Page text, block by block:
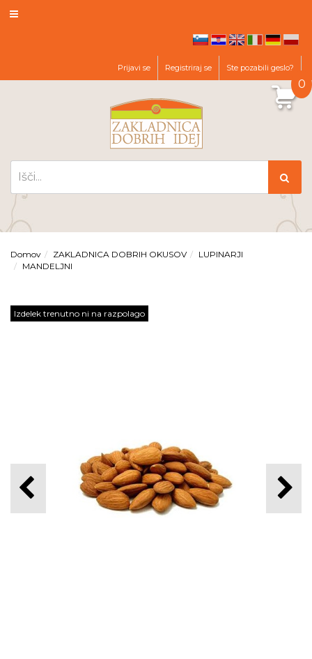
de pl
Prijavi se Registriraj se Ste pozabili geslo?
0
Domov ZAKLADNICA DOBRIH OKUSOV
LUPINARJI
MANDELJNI
Izdelek trenutno ni na razpolago